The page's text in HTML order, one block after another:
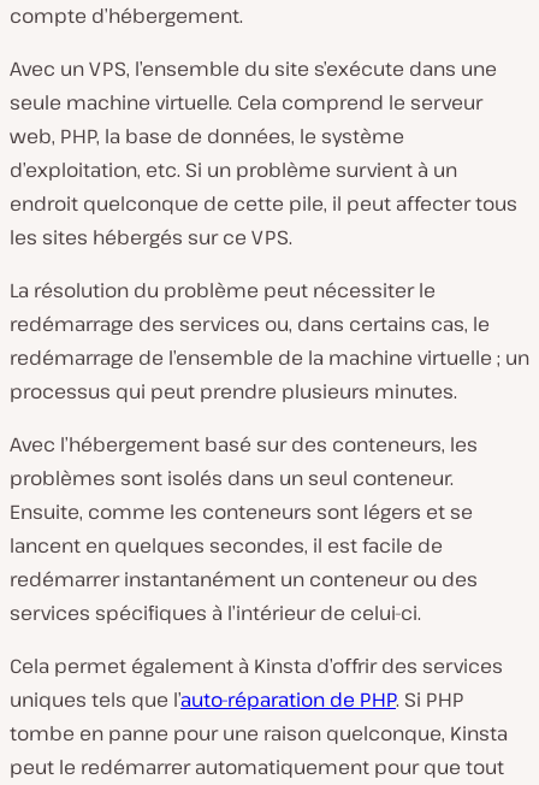
compte d’hébergement.
Avec un VPS, l’ensemble du site s’exécute dans une
seule machine virtuelle. Cela comprend le serveur
web, PHP, la base de données, le système
d’exploitation, etc. Si un problème survient à un
endroit quelconque de cette pile, il peut affecter tous
les sites hébergés sur ce VPS.
La résolution du problème peut nécessiter le
redémarrage des services ou, dans certains cas, le
redémarrage de l’ensemble de la machine virtuelle ; un
processus qui peut prendre plusieurs minutes.
Avec l’hébergement basé sur des conteneurs, les
problèmes sont isolés dans un seul conteneur.
Ensuite, comme les conteneurs sont légers et se
lancent en quelques secondes, il est facile de
redémarrer instantanément un conteneur ou des
services spécifiques à l’intérieur de celui-ci.
Cela permet également à Kinsta d’offrir des services
uniques tels que l’auto-réparation de PHP. Si PHP
tombe en panne pour une raison quelconque, Kinsta
peut le redémarrer automatiquement pour que tout